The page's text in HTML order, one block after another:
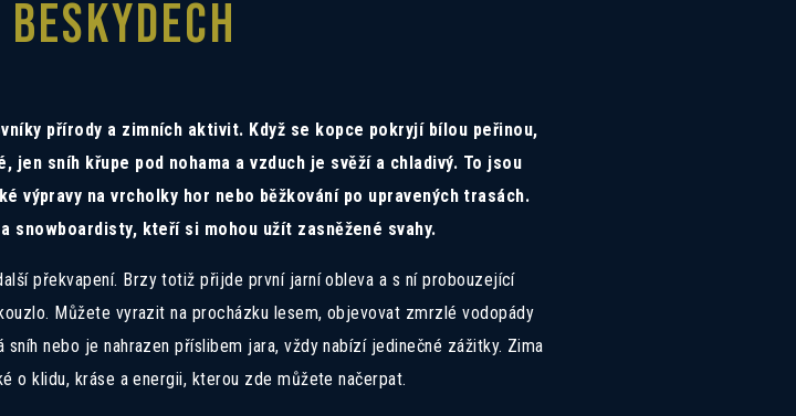
přírody a zimních aktivit. Když se kopce pokryjí bílou peřinou,
sníh křupe pod nohama a vzduch je svěží a chladivý. To jsou
výpravy na vrcholky hor nebo běžkování po upravených trasách.
snowboardisty, kteří si mohou užít zasněžené svahy.
překvapení. Brzy totiž přijde první jarní obleva a s ní probouzející
Můžete vyrazit na procházku lesem, objevovat zmrzlé vodopády
nebo je nahrazen příslibem jara, vždy nabízí jedinečné zážitky. Zima
o klidu, kráse a energii, kterou zde můžete načerpat.